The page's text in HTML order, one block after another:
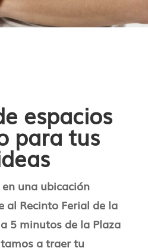
espacios
para tus
una ubicación
al Recinto Ferial de la
5 minutos de la Plaza
a traer tu